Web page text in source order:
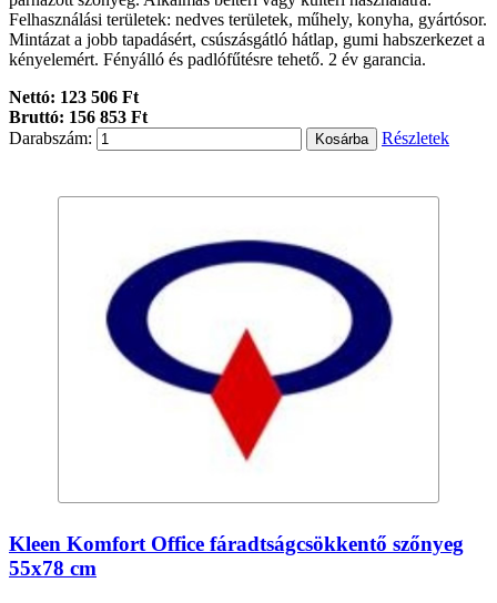
Felhasználási területek: nedves területek, műhely, konyha, gyártósor.
Mintázat a jobb tapadásért, csúszásgátló hátlap, gumi habszerkezet a
kényelemért. Fényálló és padlófűtésre tehető. 2 év garancia.
Nettó: 123 506 Ft
Bruttó: 156 853 Ft
Darabszám:
Részletek
Kleen Komfort Office fáradtságcsökkentő szőnyeg
55x78 cm